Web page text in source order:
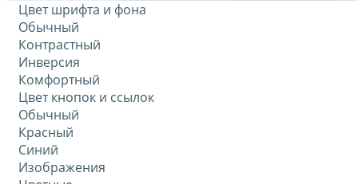
Цвет шрифта и фона
Обычный
Контрастный
Инверсия
Комфортный
Цвет кнопок и ссылок
Обычный
Красный
Синий
Изображения